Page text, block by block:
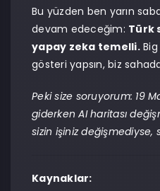
Bu yüzden ben yarın
devam edeceğim: Türk
yapay zeka temelli.Big
gösteri yapsın, biz
Peki size soruyorum: 19
giderken AI haritası
sizin işiniz değişmediyse,
Kaynaklar: